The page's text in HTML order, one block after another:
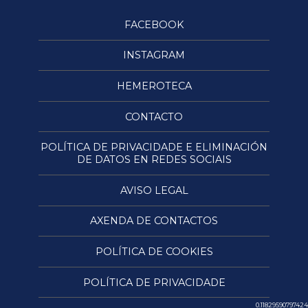
0.11829590797424
FACEBOOK
INSTAGRAM
HEMEROTECA
CONTACTO
POLÍTICA DE PRIVACIDADE E ELIMINACIÓN
DE DATOS EN REDES SOCIAIS
AVISO LEGAL
AXENDA DE CONTACTOS
POLÍTICA DE COOKIES
POLÍTICA DE PRIVACIDADE